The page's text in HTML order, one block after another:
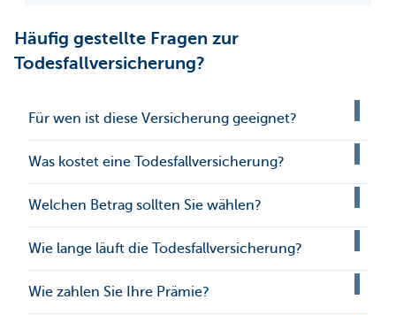
Häufig gestellte Fragen zur
Todesfallversicherung?
Für wen ist diese Versicherung geeignet?
Was kostet eine Todesfallversicherung?
Welchen Betrag sollten Sie wählen?
Wie lange läuft die Todesfallversicherung?
Wie zahlen Sie Ihre Prämie?